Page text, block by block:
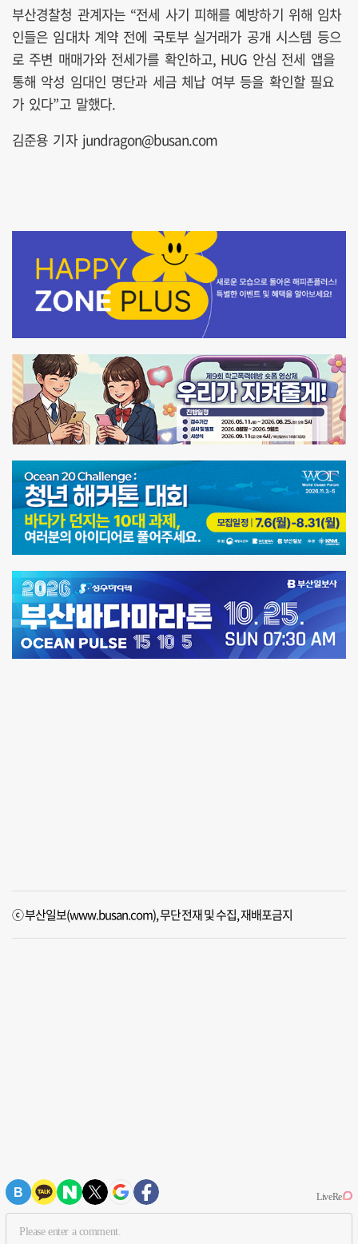
부산경찰청 관계자는 “전세 사기 피해를 예방하기 위해 임차
인들은 임대차 계약 전에 국토부 실거래가 공개 시스템 등으
로 주변 매매가와 전세가를 확인하고, HUG 안심 전세 앱을
통해 악성 임대인 명단과 세금 체납 여부 등을 확인할 필요
가 있다”고 말했다.
김준용 기자 jundragon@busan.com
ⓒ 부산일보(www.busan.com), 무단전재 및 수집, 재배포금지